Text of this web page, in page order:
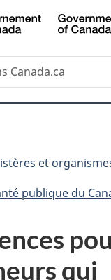
Passer
au
principal
Passer
à
Au
du
Passer
à
version
simplifiée
et
publique du
qui